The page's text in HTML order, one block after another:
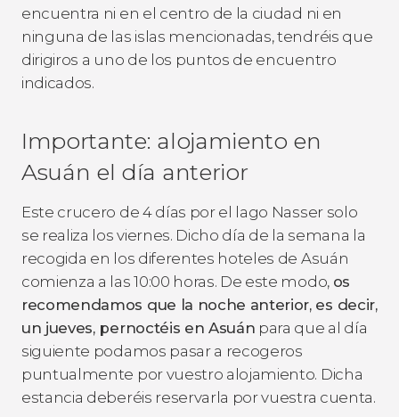
encuentra ni en el centro de la ciudad ni en
ninguna de las islas mencionadas, tendréis que
dirigiros a uno de los puntos de encuentro
indicados.
Importante: alojamiento en
Asuán el día anterior
Este crucero de 4 días por el lago Nasser solo
se realiza los viernes. Dicho día de la semana la
recogida en los diferentes hoteles de Asuán
comienza a las 10:00 horas. De este modo, os
recomendamos que la noche anterior, es decir,
un jueves, pernoctéis en Asuán para que al día
siguiente podamos pasar a recogeros
puntualmente por vuestro alojamiento. Dicha
estancia deberéis reservarla por vuestra cuenta.